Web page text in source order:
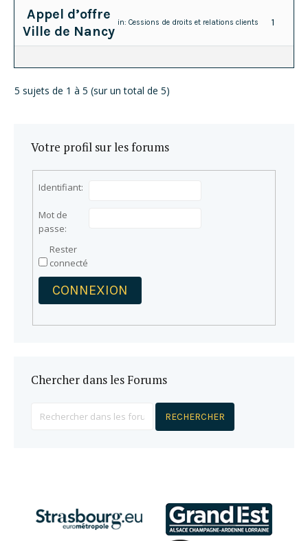
Appel d’offre
Ville de Nancy
in: Cessions de droits et relations clients 1
5 sujets de 1 à 5 (sur un total de 5)
Votre profil sur les forums
Identifiant:
Mot de
passe:
Rester
connecté
CONNEXION
Chercher dans les Forums